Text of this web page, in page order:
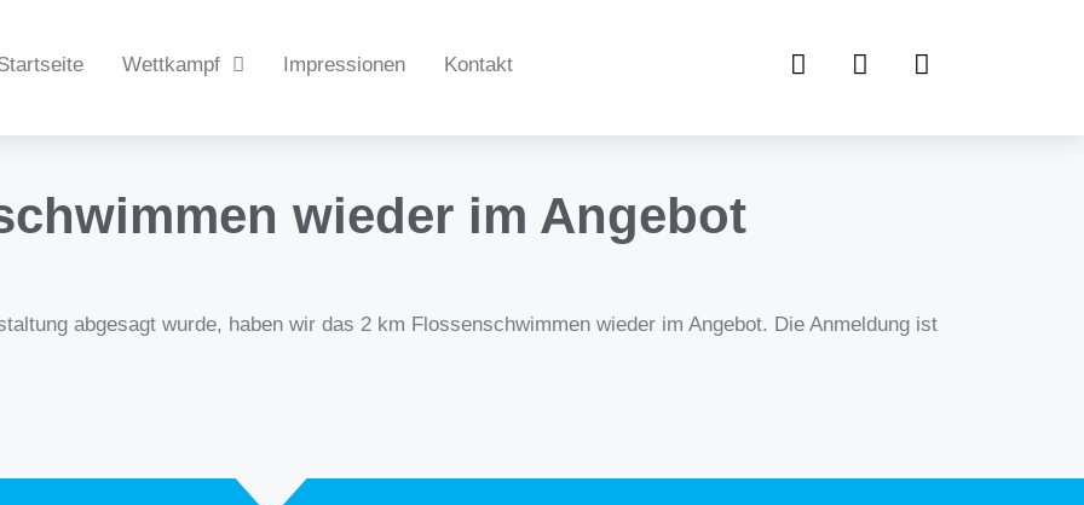
Wettkampf Impressionen Kontakt
wieder im Angebot
abgesagt wurde, haben wir das 2 km Flossenschwimmen wieder im Angebot. Die Anmeldung ist